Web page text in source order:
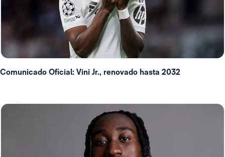
Comunicado Oficial: Vini Jr., renovado hasta 2032